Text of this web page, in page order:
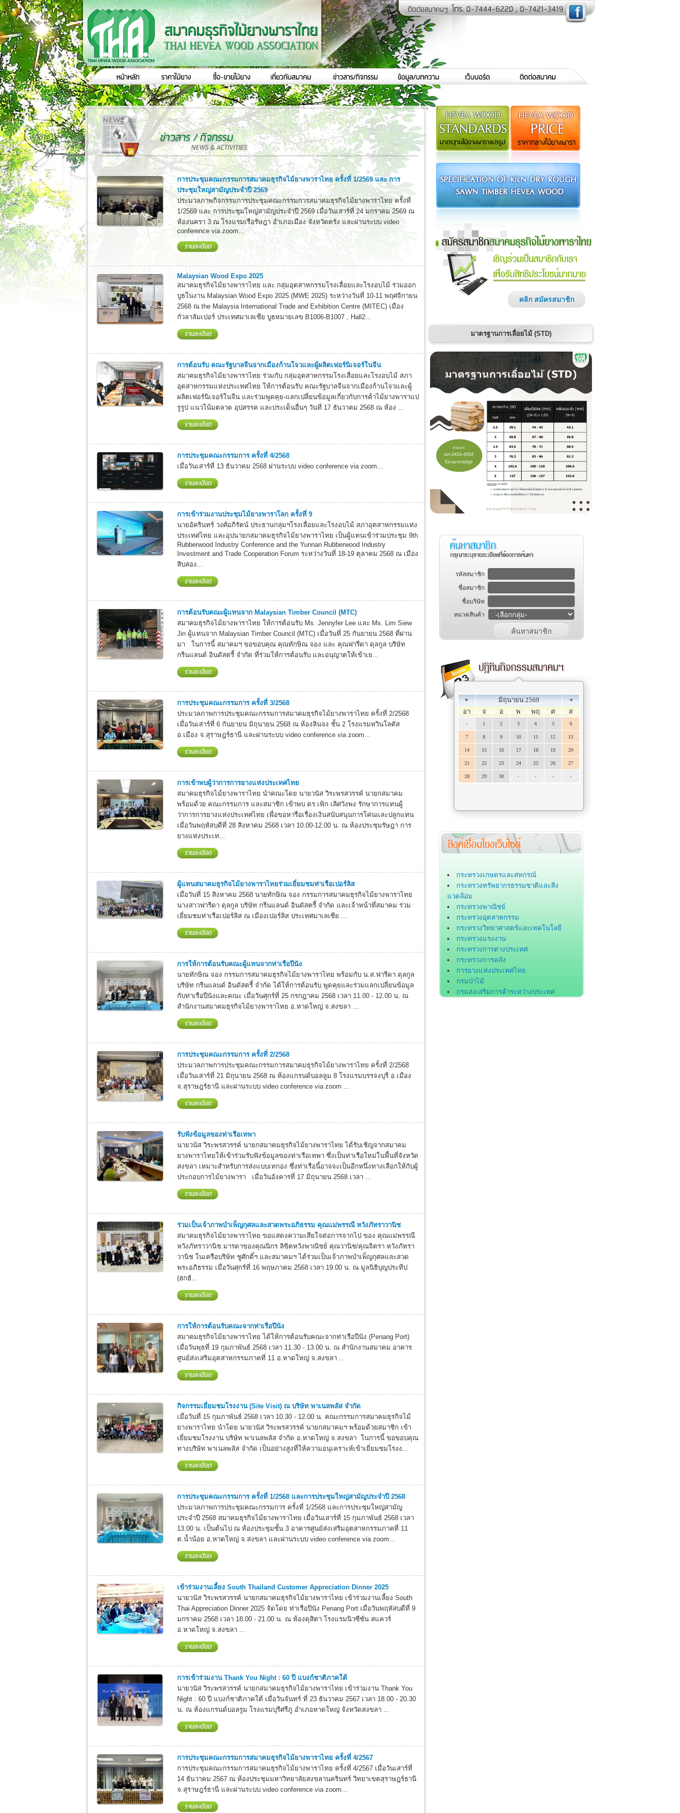
การประชุมคณะกรรมการสมาคมธุรกิจไม้ยางพาราไทย ครั้งที่ 1/2569 และ การ
ประชุมใหญ่สามัญประจำปี 2569
ประมวลภาพกิจกรรมการประชุมคณะกรรมการสมาคมธุรกิจไม้ยางพาราไทย ครั้งที่
1/2569 และ การประชุมใหญ่สามัญประจำปี 2569 เมื่อวันเสาร์ที่ 24 มกราคม 2569 ณ
ห้องนครา 3 ณ โรงแรมเรือรัษฎา อำเภอเมือง จังหวัดตรัง และผ่านระบบ video
conference via zoom...
Malaysian Wood Expo 2025
สมาคมธุรกิจไม้ยางพาราไทย และ กลุ่มอุตสาหกรรมโรงเลื่อยและโรงอบไม้ ร่วมออก
บูธในงาน Malaysian Wood Expo 2025 (MWE 2025) ระหว่างวันที่ 10-11 พฤศจิกายน
2568 ณ the Malaysia International Trade and Exhibition Centre (MITEC) เมือง
กัวลาลัมเปอร์ ประเทศมาเลเซีย บูธหมายเลข B1006-B1007 , Hall2...
การต้อนรับ คณะรัฐบาลจีนจากเมืองก้านโจวและผู้ผลิตเฟอร์นิเจอร์ในจีน
สมาคมธุรกิจไม้ยางพาราไทย ร่วมกับ กลุ่มอุตสาหกรรมโรงเลื่อยและโรงอบไม้ สภา
อุตสาหกรรมแห่งประเทศไทย ให้การต้อนรับ คณะรัฐบาลจีนจากเมืองก้านโจวและผู้
ผลิตเฟอร์นิเจอร์ในจีน และร่วมพูดคุย-แลกเปลี่ยนข้อมูลเกี่ยวกับการค้าไม้ยางพาราแป
รูรูป แนวโน้มตลาด อุปสรรค และประเด็นอื่นๆ วันที่ 17 ธันวาคม 2568 ณ ห้อง ...
การประชุมคณะกรรมการ ครั้งที่ 4/2568
เมื่อวันเสาร์ที่ 13 ธันวาคม 2568 ผ่านระบบ video conference via zoom...
การเข้าร่วมงานประชุมไม้ยางพาราโลก ครั้งที่ 9
นายอัครินทร์ วงศ์อภิรัตน์ ประธานกลุ่มฯโรงเลื่อยและโรงอบไม้ สภาอุตสาหกรรมแห่ง
ประเทศไทย และอุปนายกสมาคมธุรกิจไม้ยางพาราไทย เป็นผู้แทนเข้าร่วมประชุม 9th
Rubberwood Industry Conference and the Yunnan Rubberwood Industry
Investment and Trade Cooperation Forum ระหว่างวันที่ 18-19 ตุลาคม 2568 ณ เมือง
สิบสอง...
การต้อนรับคณะผู้แทนจาก Malaysian Timber Council (MTC)
สมาคมธุรกิจไม้ยางพาราไทย ให้การต้อนรับ Ms. Jennyfer Lee และ Ms. Lim Siew
Jin ผู้แทนจาก Malaysian Timber Council (MTC) เมื่อวันที่ 25 กันยายน 2568 ที่ผ่าน
มา ในการนี้ สมาคมฯ ขอขอบคุณ คุณทักษิณ จอง และ คุณฟารีดา ดุลกูล บริษัท
กรีนแลนด์ อินดัสตรี้ จำกัด ที่ร่วมให้การต้อนรับ และอนุญาตให้เข้าเย...
การประชุมคณะกรรมการ ครั้งที่ 3/2568
ประมวลภาพการประชุมคณะกรรมการสมาคมธุรกิจไม้ยางพาราไทย ครั้งที่ 2/2568
เมื่อวันเสาร์ที่ 6 กันยายน มิถุนายน 2568 ณ ห้องลินจง ชั้น 2 โรงแรมทวินโลตัส
อ.เมือง จ.สุราษฎร์ธานี และผ่านระบบ video conference via zoom...
การเข้าพบผู้ว่าการการยางแห่งประเทศไทย
สมาคมธุรกิจไม้ยางพาราไทย นำคณะโดย นายวนัส วิระพรสวรรค์ นายกสมาคม
พร้อมด้วย คณะกรรมการ และสมาชิก เข้าพบ ดร.เพิก เลิศวังพง รักษาการแทนผู้
ว่าการการยางแห่งประเทศไทย เพื่อขอหารือเรื่องเงินสนับสนุนการโค่นและปลูกแทน
เมื่อวันพฤหัสบดีที่ 28 สิงหาคม 2568 เวลา 10.00-12.00 น. ณ ห้องประชุมรัษฎา การ
ยางแห่งประเท...
ผู้แทนสมาคมธุรกิจไม้ยางพาราไทยร่วมเยี่ยมชมท่าเรือเปอร์ลิส
เมื่อวันที่ 15 สิงหาคม 2568 นายทักษิณ จอง กรรมการสมาคมธุรกิจไม้ยางพาราไทย
นางสาวฟารีดา ดุลกูล บริษัท กรีนแลนด์ อินดัสตรี้ จำกัด และเจ้าหน้าที่สมาคม ร่วม
เยี่ยมชมท่าเรือเปอร์ลิส ณ เมืองเปอร์ลิส ประเทศมาเลเซีย ...
การให้การต้อนรับคณะผู้แทนจากท่าเรือปีนัง
นายทักษิณ จอง กรรมการสมาคมธุรกิจไม้ยางพาราไทย พร้อมกับ น.ส.ฟารีดา ดุลกูล
บริษัท กรีนแลนด์ อินดัสตรี้ จำกัด ได้ให้การต้อนรับ พูดคุยและร่วมแลกเปลี่ยนข้อมูล
กับท่าเรือปีนังและคณะ เมื่อวันศุกร์ที่ 25 กรกฎาคม 2568 เวลา 11.00 - 12.00 น. ณ
สำนักงานสมาคมธุรกิจไม้ยางพาราไทย อ.หาดใหญ่ จ.สงขลา ...
การประชุมคณะกรรมการ ครั้งที่ 2/2568
ประมวลภาพการประชุมคณะกรรมการสมาคมธุรกิจไม้ยางพาราไทย ครั้งที่ 2/2568
เมื่อวันเสาร์ที่ 21 มิถุนายน 2568 ณ ห้องแกรนด์บอลลูม 8 โรงแรมบรรจงบุรี อ.เมือง
จ.สุราษฎร์ธานี และผ่านระบบ video conference via zoom ...
รับฟังข้อมูลของท่าเรือเทพา
นายวนัส วิระพรสวรรค์ นายกสมาคมธุรกิจไม้ยางพาราไทย ได้รับเชิญจากสมาคม
ยางพาราไทยให้เข้าร่วมรับฟังข้อมูลของท่าเรือเทพา ซึ่งเป็นท่าเรือใหม่ในพื้นที่จังหวัด
สงขลา เหมาะสำหรับการส่งแบบเทกอง ซึ่งท่าเรือนี้อาจจะเป็นอีกหนึ่งทางเลือกให้กับผู้
ประกอบการไม้ยางพารา เมื่อวันอังคารที่ 17 มิถุนายน 2568 เวลา ...
ร่วมเป็นเจ้าภาพบำเพ็ญกุศลและสวดพระอภิธรรม คุณแม่พรรณี หวังภัทราวานิช
สมาคมธุรกิจไม้ยางพาราไทย ขอแสดงความเสียใจต่อการจากไป ของ คุณแม่พรรณี
หวังภัทราวานิช มารดาของคุณนิกร ลิขิตหวังพาณิชย์ คุณวานิช/คุณจิตรา หวังภัทรา
วานิช ในเครือบริษัท ชูศักดิ์ฯ และสมาคมฯ ได้ร่วมเป็นเจ้าภาพบำเพ็ญกุศลและสวด
พระอภิธรรม เมื่อวันศุกร์ที่ 16 พฤษภาคม 2568 เวลา 19.00 น. ณ มูลนิธิบุญประทีป
(ฮกฮั...
การให้การต้อนรับคณะจากท่าเรือปีนัง
สมาคมธุรกิจไม้ยางพาราไทย ได้ให้การต้อนรับคณะจากท่าเรือปีนัง (Penang Port)
เมื่อวันพุธที่ 19 กุมภาพันธ์ 2568 เวลา 11.30 - 13.00 น. ณ สำนักงานสมาคม อาคาร
ศูนย์ส่งเสริมอุตสาหกรรมภาคที่ 11 อ.หาดใหญ่ จ.สงขลา ...
กิจกรรมเยี่ยมชมโรงงาน (Site Visit) ณ บริษัท พาเนลพลัส จำกัด
เมื่อวันที่ 15 กุมภาพันธ์ 2568 เวลา 10.30 - 12.00 น. คณะกรรมการสมาคมธุรกิจไม้
ยางพาราไทย นำโดย นายวนัส วิระพรสวรรค์ นายกสมาคมฯ พร้อมด้วยสมาชิก เข้า
เยี่ยมชมโรงงาน บริษัท พาเนลพลัส จำกัด อ.หาดใหญ่ จ.สงขลา ในการนี้ ขอขอบคุณ
ทางบริษัท พาเนลพลัส จำกัด เป็นอย่างสูงที่ให้ความอนุเคราะห์เข้าเยี่ยมชมโรงง...
การประชุมคณะกรรมการ ครั้งที่ 1/2568 และการประชุมใหญ่สามัญประจำปี 2568
ประมวลภาพการประชุมคณะกรรมการ ครั้งที่ 1/2568 และการประชุมใหญ่สามัญ
ประจำปี 2568 สมาคมธุรกิจไม้ยางพาราไทย เมื่อวันเสาร์ที่ 15 กุมภาพันธ์ 2568 เวลา
13.00 น. เป็นต้นไป ณ ห้องประชุมชั้น 3 อาคารศูนย์ส่งเสริมอุตสาหกรรมภาคที่ 11
ต.น้ำน้อย อ.หาดใหญ่ จ.สงขลา และผ่านระบบ video conference via zoom...
เข้าร่วมงานเลี้ยง South Thailand Customer Appreciation Dinner 2025
นายวนัส วิระพรสวรรค์ นายกสมาคมธุรกิจไม้ยางพาราไทย เข้าร่วมงานเลี้ยง South
Thai Appreciation Dinner 2025 จัดโดย ท่าเรือปีนัง Penang Port เมื่อวันพฤหัสบดีที่ 9
มกราคม 2568 เวลา 18.00 - 21.00 น. ณ ห้องดุสิตา โรงแรมนิวซีซั่น สแควร์
อ.หาดใหญ่ จ.สงขลา ...
การเข้าร่วมงาน Thank You Night : 60 ปี แบงก์ชาติภาคใต้
นายวนัส วิระพรสวรรค์ นายกสมาคมธุรกิจไม้ยางพาราไทย เข้าร่วมงาน Thank You
Night : 60 ปี แบงก์ชาติภาคใต้ เมื่อวันจันทร์ ที่ 23 ธันวาคม 2567 เวลา 18.00 - 20.30
น. ณ ห้องแกรนด์บอลรูม โรงแรมบุรีศรีภู อำเภอหาดใหญ่ จังหวัดสงขลา ...
การประชุมคณะกรรมการสมาคมธุรกิจไม้ยางพาราไทย ครั้งที่ 4/2567
การประชุมคณะกรรมการสมาคมธุรกิจไม้ยางพาราไทย ครั้งที่ 4/2567 เมื่อวันเสาร์ที่
14 ธันวาคม 2567 ณ ห้องประชุมมหาวิทยาลัยสงขลานครินทร์ วิทยาเขตสุราษฎร์ธานี
จ.สุราษฎร์ธานี และผ่านระบบ video conference via zoom...
คลิก สมัครสมาชิก
มาตรฐานการเลื่อยไม้ (STD)
รหัสสมาชิก
ชื่อสมาชิก
ชื่อบริษัท
หมวดสินค้า
ค้นหาสมาชิก
มิถุนายน 2569
อา
จ อ พ พฤ ศ ส
- 1 2 3 4 5 6
7 8 9 10 11 12 13
14 15 16 17 18 19 20
21 22 23 24 25 26 27
28 29 30 - - - -
กระทรวงเกษตรและสหกรณ์
กระทรวงทรัพยากรธรรมชาติและสิ่ง
แวดล้อม
กระทรวงพาณิชย์
กระทรวงอุตสาหกรรม
กระทรวงวิทยาศาสตร์และเทคโนโลยี
กระทรวงแรงงาน
กระทรวงการต่างประเทศ
กระทรวงการคลัง
การยางแห่งประเทศไทย
กรมป่าไม้
กรมส่งเสริมการค้าระหว่างประเทศ